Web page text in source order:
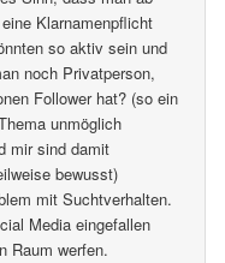
Klarnamenpflicht
so aktiv sein und
noch Privatperson,
Follower hat? (so ein
unmöglich
mir sind damit
bewusst)
mit Suchtverhalten.
Media eingefallen
Raum werfen.